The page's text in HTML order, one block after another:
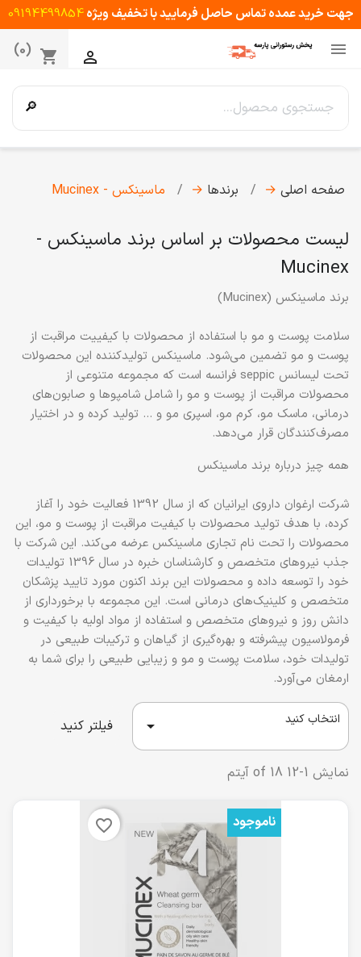
جهت خرید عمده تماس حاصل فرمایید با تخفیف ویژه09194499854

shopping_cart
(0) 
🔎
صفحه اصلی → برندها → ماسینکس - Mucinex
لیست محصولات بر اساس برند ماسینکس -
Mucinex
برند ماسینکس (Mucinex)
سلامت پوست و مو با استفاده از محصولات با کیفییت مراقبت از
پوست و مو تضمین می‌شود. ماسینکس تولیدکننده این محصولات
تحت لیسانس seppic فرانسه است که مجموعه متنوعی از
محصولات مراقبت از پوست و مو را شامل شامپوها و صابون‌های
درمانی، ماسک مو، کرم مو، اسپری مو و ... تولید کرده و در اختیار
مصرف‌کنندگان قرار می‌دهد.
همه چیز درباره برند ماسینکس
شرکت ارغوان داروی ایرانیان که از سال 1392 فعالیت خود را آغاز
کرده، با هدف تولید محصولات با کیفیت مراقبت از پوست و مو، این
محصولات را تحت نام تجاری ماسینکس عرضه می‌کند. این شرکت با
جذب نیروهای متخصص و کارشناسان خبره در سال 1396 تولیدات
خود را توسعه داده و محصولات این برند اکنون مورد تایید پزشکان
متخصص و کلینیک‌های درمانی است. این مجموعه با برخورداری از
دانش روز و نیروهای متخصص و استفاده از مواد اولیه با کیفیت و
فرمولاسیون پیشرفته و بهره‌گیری از گیاهان و ترکیبات طبیعی در
تولیدات خود، سلامت پوست و مو و زیبایی طبیعی را برای شما به
ارمغان می‌آورد.
انتخاب کنید  فیلتر کنید
نمایش 1-12 of 18 آیتم
ناموجود favorite_border